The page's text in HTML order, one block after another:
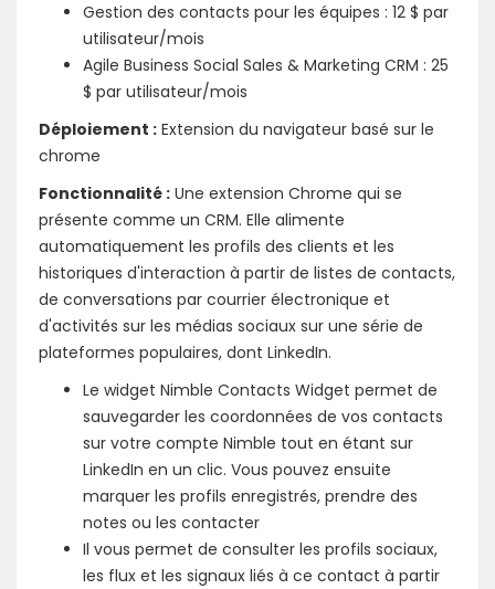
Gestion des contacts pour les équipes : 12 $ par
utilisateur/mois
Agile Business Social Sales & Marketing CRM : 25
$ par utilisateur/mois
Déploiement : Extension du navigateur basé sur le
chrome
Fonctionnalité : Une extension Chrome qui se
présente comme un CRM. Elle alimente
automatiquement les profils des clients et les
historiques d'interaction à partir de listes de contacts,
de conversations par courrier électronique et
d'activités sur les médias sociaux sur une série de
plateformes populaires, dont LinkedIn.
Le widget Nimble Contacts Widget permet de
sauvegarder les coordonnées de vos contacts
sur votre compte Nimble tout en étant sur
LinkedIn en un clic. Vous pouvez ensuite
marquer les profils enregistrés, prendre des
notes ou les contacter
Il vous permet de consulter les profils sociaux,
les flux et les signaux liés à ce contact à partir